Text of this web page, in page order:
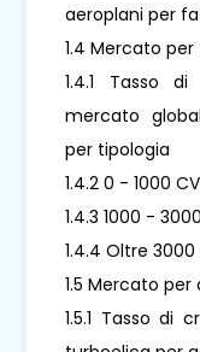
aeroplani per
1.4 Mercato
1.4.1 Tasso
mercato
per tipologia
1.4.2 0 - 1000 CV
1.4.3 1000 -
1.4.4 Oltre 3000
1.5 Mercato
1.5.1 Tasso di